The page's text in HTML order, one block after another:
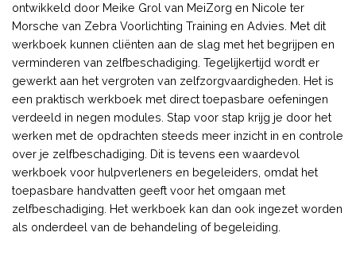
ontwikkeld door Meike Grol van MeiZorg en Nicole ter
Morsche van Zebra Voorlichting Training en Advies. Met dit
werkboek kunnen cliënten aan de slag met het begrijpen en
verminderen van zelfbeschadiging. Tegelijkertijd wordt er
gewerkt aan het vergroten van zelfzorgvaardigheden. Het is
een praktisch werkboek met direct toepasbare oefeningen
verdeeld in negen modules. Stap voor stap krijg je door het
werken met de opdrachten steeds meer inzicht in en controle
over je zelfbeschadiging. Dit is tevens een waardevol
werkboek voor hulpverleners en begeleiders, omdat het
toepasbare handvatten geeft voor het omgaan met
zelfbeschadiging. Het werkboek kan dan ook ingezet worden
als onderdeel van de behandeling of begeleiding.